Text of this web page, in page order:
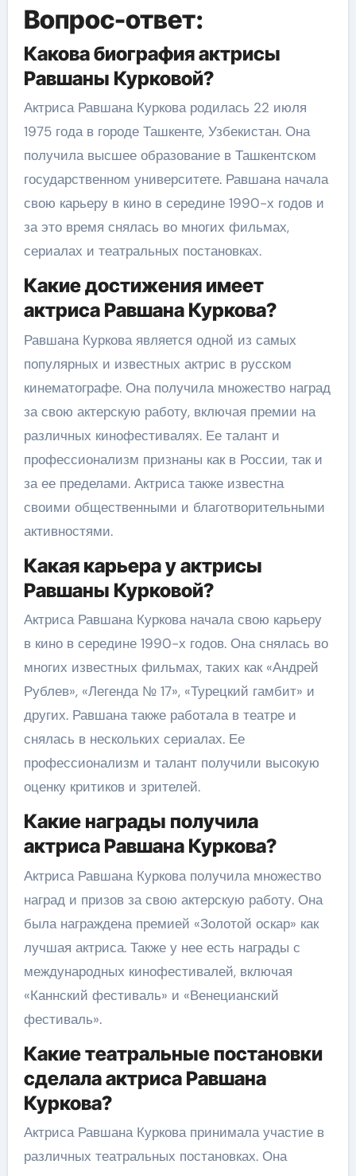
Вопрос-ответ:
Какова биография актрисы
Равшаны Курковой?
Актриса Равшана Куркова родилась 22 июля
1975 года в городе Ташкенте, Узбекистан. Она
получила высшее образование в Ташкентском
государственном университете. Равшана начала
свою карьеру в кино в середине 1990-х годов и
за это время снялась во многих фильмах,
сериалах и театральных постановках.
Какие достижения имеет
актриса Равшана Куркова?
Равшана Куркова является одной из самых
популярных и известных актрис в русском
кинематографе. Она получила множество наград
за свою актерскую работу, включая премии на
различных кинофестивалях. Ее талант и
профессионализм признаны как в России, так и
за ее пределами. Актриса также известна
своими общественными и благотворительными
активностями.
Какая карьера у актрисы
Равшаны Курковой?
Актриса Равшана Куркова начала свою карьеру
в кино в середине 1990-х годов. Она снялась во
многих известных фильмах, таких как «Андрей
Рублев», «Легенда № 17», «Турецкий гамбит» и
других. Равшана также работала в театре и
снялась в нескольких сериалах. Ее
профессионализм и талант получили высокую
оценку критиков и зрителей.
Какие награды получила
актриса Равшана Куркова?
Актриса Равшана Куркова получила множество
наград и призов за свою актерскую работу. Она
была награждена премией «Золотой оскар» как
лучшая актриса. Также у нее есть награды с
международных кинофестивалей, включая
«Каннский фестиваль» и «Венецианский
фестиваль».
Какие театральные постановки
сделала актриса Равшана
Куркова?
Актриса Равшана Куркова принимала участие в
различных театральных постановках. Она